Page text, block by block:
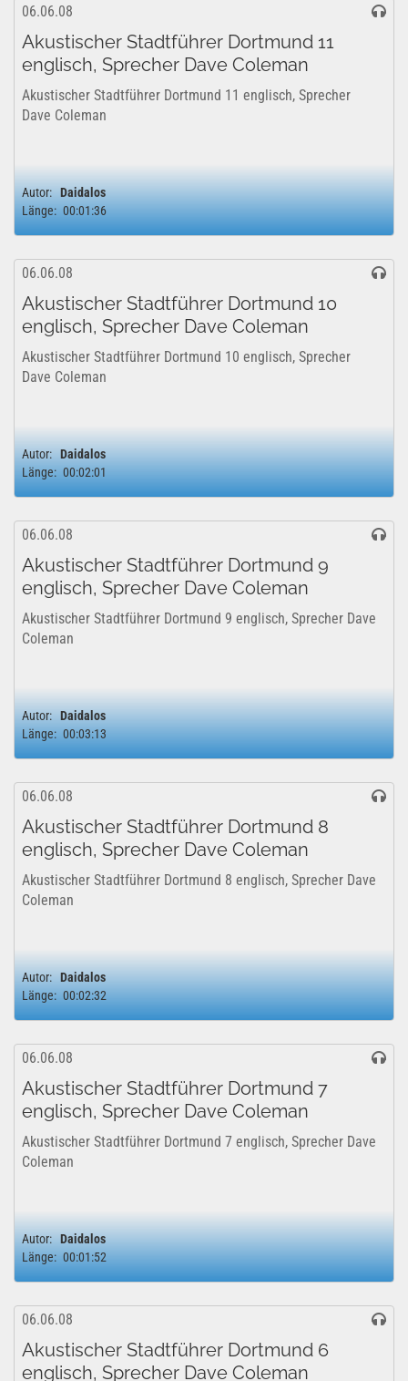
06.06.08
Akustischer Stadtführer Dortmund 11
englisch, Sprecher Dave Coleman
Akustischer Stadtführer Dortmund 11 englisch, Sprecher
Dave Coleman
Autor: Daidalos
Länge: 00:01:36
06.06.08
Akustischer Stadtführer Dortmund 10
englisch, Sprecher Dave Coleman
Akustischer Stadtführer Dortmund 10 englisch, Sprecher
Dave Coleman
Autor: Daidalos
Länge: 00:02:01
06.06.08
Akustischer Stadtführer Dortmund 9
englisch, Sprecher Dave Coleman
Akustischer Stadtführer Dortmund 9 englisch, Sprecher Dave
Coleman
Autor: Daidalos
Länge: 00:03:13
06.06.08
Akustischer Stadtführer Dortmund 8
englisch, Sprecher Dave Coleman
Akustischer Stadtführer Dortmund 8 englisch, Sprecher Dave
Coleman
Autor: Daidalos
Länge: 00:02:32
06.06.08
Akustischer Stadtführer Dortmund 7
englisch, Sprecher Dave Coleman
Akustischer Stadtführer Dortmund 7 englisch, Sprecher Dave
Coleman
Autor: Daidalos
Länge: 00:01:52
06.06.08
Akustischer Stadtführer Dortmund 6
englisch, Sprecher Dave Coleman